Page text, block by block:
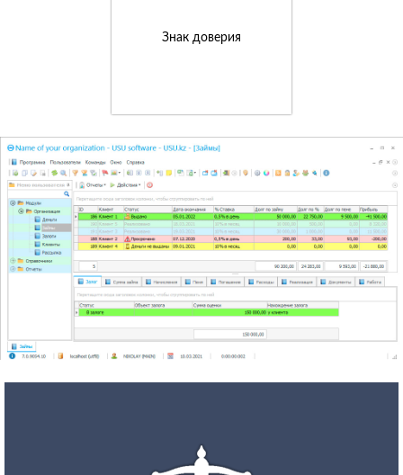
Знак доверия